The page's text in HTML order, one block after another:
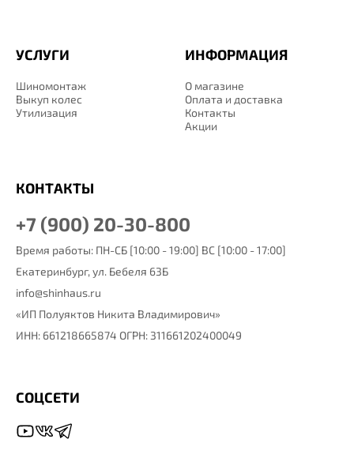
ИНФОРМАЦИЯ
О магазине
Оплата и доставка
Контакты
Акции
УСЛУГИ
Шиномонтаж
Выкуп колес
Утилизация
КОНТАКТЫ
+7 (900) 20-30-800
Время работы: ПН-СБ [10:00 - 19:00] ВС [10:00 - 17:00]
Екатеринбург, ул. Бебеля 63Б
info@shinhaus.ru
«ИП Полуяктов Никита Владимирович»
ИНН: 661218665874 ОГРН: 311661202400049
СОЦСЕТИ